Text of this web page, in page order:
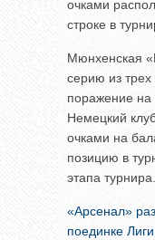
очками
строке в
Мюнхенская
серию из трех
поражение на
Немецкий
очками на
позицию в
этапа турнира.
«Арсенал»
поединке